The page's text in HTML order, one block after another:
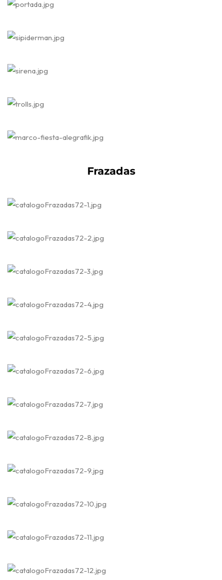
Frazadas